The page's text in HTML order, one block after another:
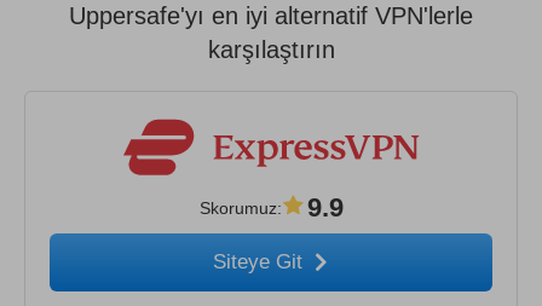
Uppersafe'yı en iyi alternatif VPN'lerle
karşılaştırın
Skorumuz: 9.9
Siteye Git